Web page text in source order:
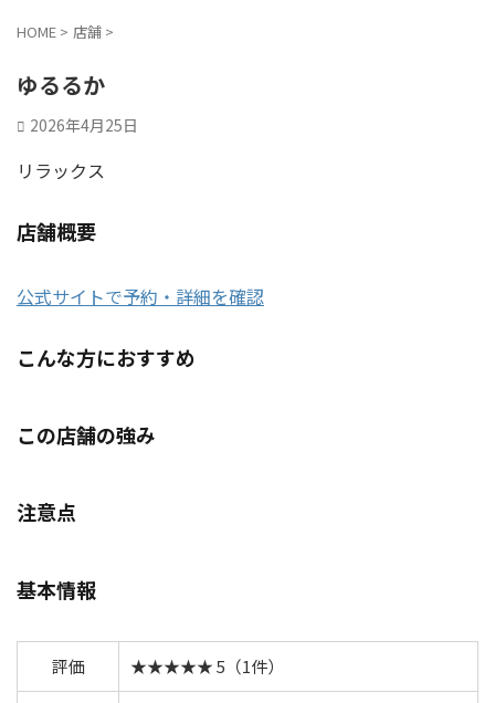
HOME > 店舗 >
ゆるるか
2026年4月25日
リラックス
店舗概要
公式サイトで予約・詳細を確認
こんな方におすすめ
この店舗の強み
注意点
基本情報
評価 ★★★★★ 5（1件）